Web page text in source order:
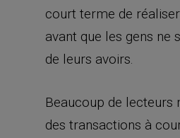
court terme de
avant que les gens ne
de leurs avoirs.
Beaucoup de lecteurs
des transactions à